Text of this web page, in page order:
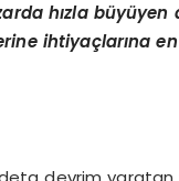
hızla büyüyen
ihtiyaçlarına